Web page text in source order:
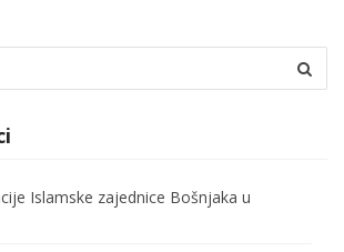
Islamske zajednice Bošnjaka u